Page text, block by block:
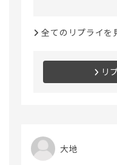
全てのリプライを
リ
大地